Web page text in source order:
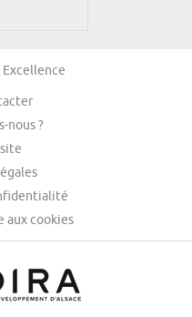
Excellence
nous ?
aux cookies